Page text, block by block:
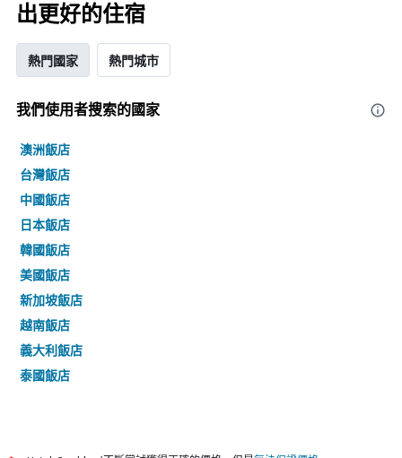
出更好的住宿
熱門國家 熱門城市
我們使用者搜索的國家
澳洲飯店
台灣飯店
中國飯店
日本飯店
韓國飯店
美國飯店
新加坡飯店
越南飯店
義大利飯店
泰國飯店